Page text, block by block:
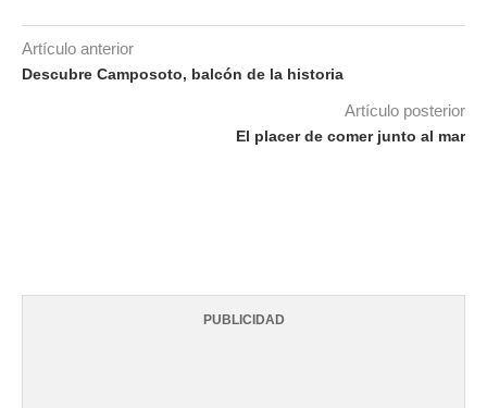
Artículo anterior
Descubre Camposoto, balcón de la historia
Artículo posterior
El placer de comer junto al mar
PUBLICIDAD